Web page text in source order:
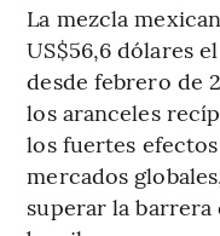
La mezcla
US$56,6 dólares
desde febrero de
los aranceles
los fuertes
mercados
superar la